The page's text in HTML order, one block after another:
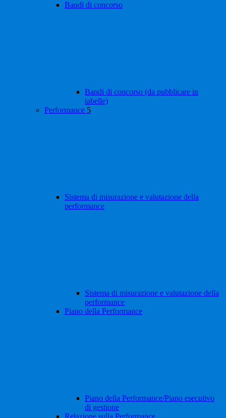
Bandi di concorso
Bandi di concorso (da pubblicare in
tabelle)
Performance 5
Sistema di misurazione e valutazione della
performance
Sistema di misurazione e valutazione della
performance
Piano della Performance
Piano della Performance/Piano esecutivo
di gestione